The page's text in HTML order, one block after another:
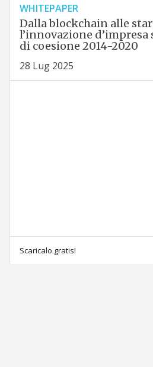
WHITEPAPER
Dalla blockchain alle
l’innovazione
di coesione 2014-2020
28 Lug 2025
Scaricalo gratis!